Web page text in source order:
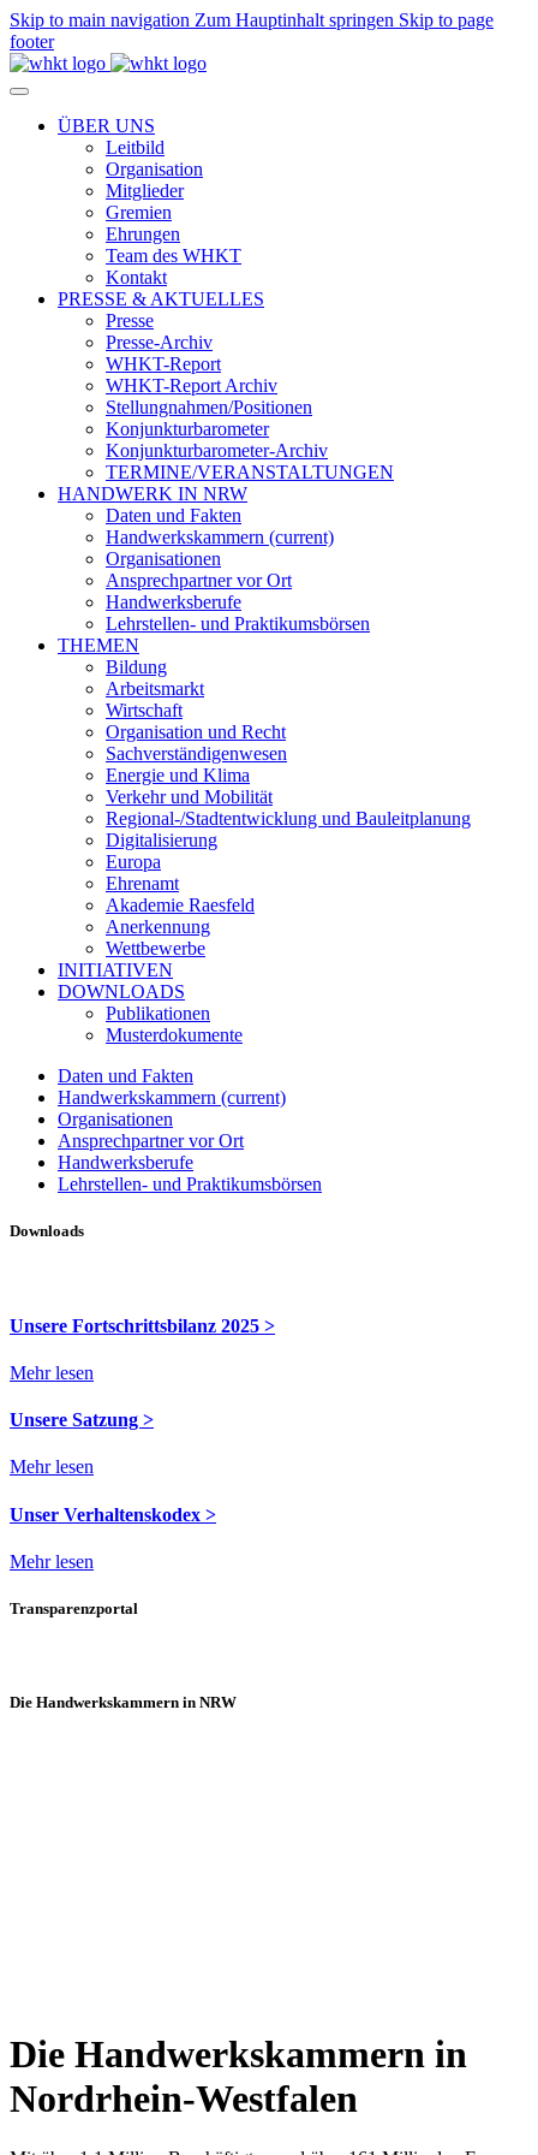
Skip to main navigation Zum Hauptinhalt springen Skip to page
footer
ÜBER UNS
Leitbild
Organisation
Mitglieder
Gremien
Ehrungen
Team des WHKT
Kontakt
PRESSE & AKTUELLES
Presse
Presse-Archiv
WHKT-Report
WHKT-Report Archiv
Stellungnahmen/Positionen
Konjunkturbarometer
Konjunkturbarometer-Archiv
TERMINE/VERANSTALTUNGEN
HANDWERK IN NRW
Daten und Fakten
Handwerkskammern (current)
Organisationen
Ansprechpartner vor Ort
Handwerksberufe
Lehrstellen- und Praktikumsbörsen
THEMEN
Bildung
Arbeitsmarkt
Wirtschaft
Organisation und Recht
Sachverständigenwesen
Energie und Klima
Verkehr und Mobilität
Regional-/Stadtentwicklung und Bauleitplanung
Digitalisierung
Europa
Ehrenamt
Akademie Raesfeld
Anerkennung
Wettbewerbe
INITIATIVEN
DOWNLOADS
Publikationen
Musterdokumente
Daten und Fakten
Handwerkskammern (current)
Organisationen
Ansprechpartner vor Ort
Handwerksberufe
Lehrstellen- und Praktikumsbörsen
Downloads
Unsere Fortschrittsbilanz 2025 >
Mehr lesen
Unsere Satzung >
Mehr lesen
Unser Verhaltenskodex >
Mehr lesen
Transparenzportal
Die Handwerkskammern in NRW
Die Handwerkskammern in
Nordrhein-Westfalen